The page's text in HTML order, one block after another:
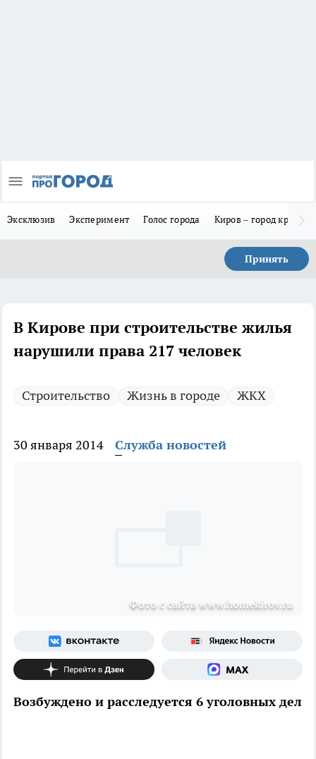
Эксклюзив Эксперимент Голос города Киров – город
Принять
В Кирове при строительстве жилья
нарушили права 217 человек
Строительство Жизнь в городе ЖКХ
30 января 2014 Служба новостей
Фото с сайта www.homekirov.ru
Возбуждено и расследуется 6 уголовных дел